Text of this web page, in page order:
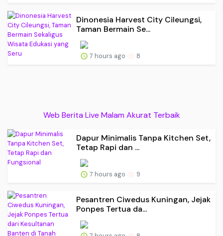
Dinonesia Harvest City Cileungsi,
Taman Bermain Se...
7 hours ago 8
Web Berita Live Malam Akurat Terbaik
Dapur Minimalis Tanpa Kitchen Set,
Tetap Rapi dan ...
7 hours ago 9
Pesantren Ciwedus Kuningan, Jejak
Ponpes Tertua da...